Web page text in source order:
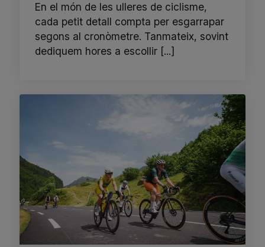
En el món de les ulleres de ciclisme,
cada petit detall compta per esgarrapar
segons al cronòmetre. Tanmateix, sovint
dediquem hores a escollir [...]